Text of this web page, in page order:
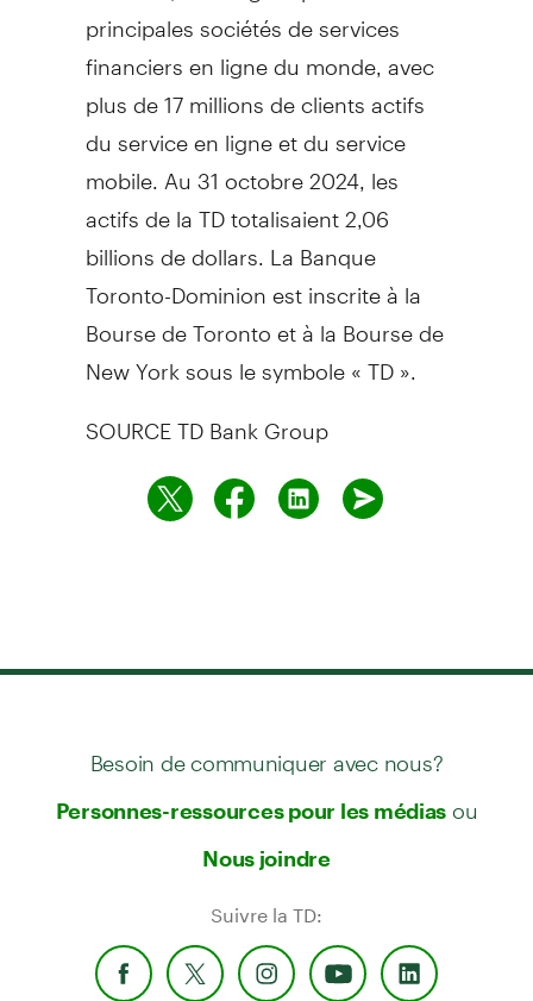
principales sociétés de services
financiers en ligne du monde, avec
plus de 17 millions de clients actifs
du service en ligne et du service
mobile. Au 31 octobre 2024, les
actifs de la TD totalisaient 2,06
billions de dollars. La Banque
Toronto-Dominion est inscrite à la
Bourse deTorontoet à la Bourse de
New York sous le symbole « TD ».
SOURCE TD Bank Group
Besoin de communiquer avec nous?
Personnes-ressources pour les médias ou
Nous joindre
Suivre la TD: